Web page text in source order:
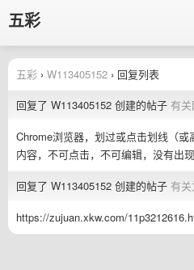
五彩
五彩 › W113405152 › 回复列表
回复了 W113405152 创建的帖子 有关
Chrome浏览器，划过或点击划线（或
内容，不可点击，不可编辑，没有出现
回复了 W113405152 创建的帖子 有关
https://zujuan.xkw.com/